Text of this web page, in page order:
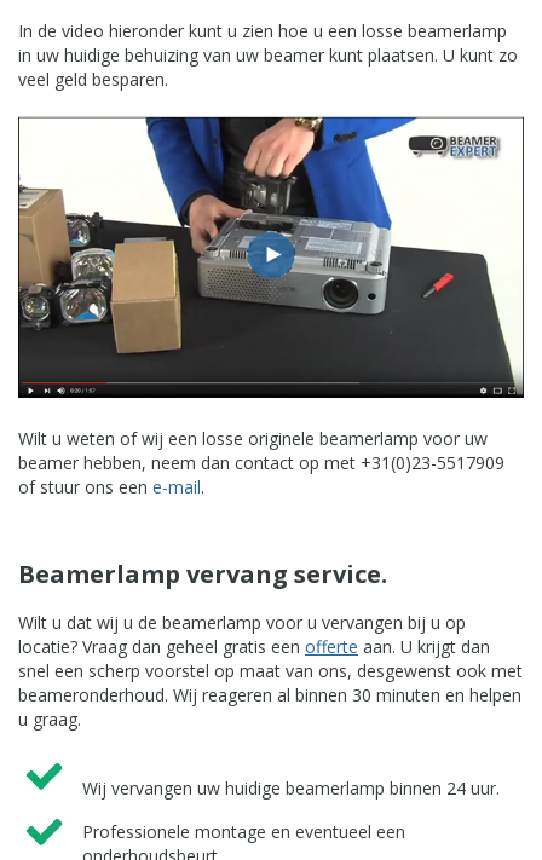
In de video hieronder kunt u zien hoe u een losse beamerlamp
in uw huidige behuizing van uw beamer kunt plaatsen. U kunt zo
veel geld besparen.
Wilt u weten of wij een losse originele beamerlamp voor uw
beamer hebben, neem dan contact op met +31(0)23-5517909
of stuur ons een e-mail.
Beamerlamp vervang service.
Wilt u dat wij u de beamerlamp voor u vervangen bij u op
locatie? Vraag dan geheel gratis een offerte aan. U krijgt dan
snel een scherp voorstel op maat van ons, desgewenst ook met
beameronderhoud. Wij reageren al binnen 30 minuten en helpen
u graag.
Wij vervangen uw huidige beamerlamp binnen 24 uur.
Professionele montage en eventueel een